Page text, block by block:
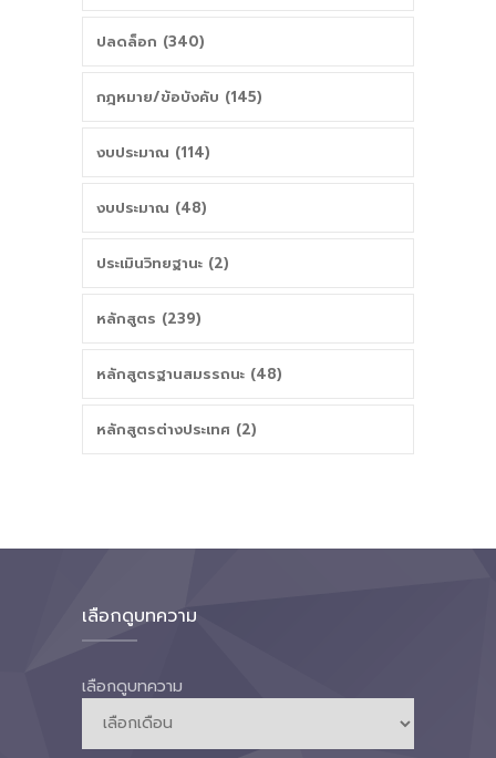
ปลดล็อก (340)
กฎหมาย/ข้อบังคับ (145)
งบประมาณ (114)
งบประมาณ (48)
ประเมินวิทยฐานะ (2)
หลักสูตร (239)
หลักสูตรฐานสมรรถนะ (48)
หลักสูตรต่างประเทศ (2)
เลือกดูบทความ
เลือกดูบทความ